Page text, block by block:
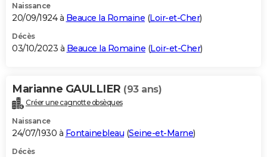
Naissance
20/09/1924 à Beauce la Romaine (Loir-et-Cher)
Décès
03/10/2023 à Beauce la Romaine (Loir-et-Cher)
Marianne GAULLIER (93 ans)
Créer une cagnotte obsèques
Naissance
24/07/1930 à Fontainebleau (Seine-et-Marne)
Décès